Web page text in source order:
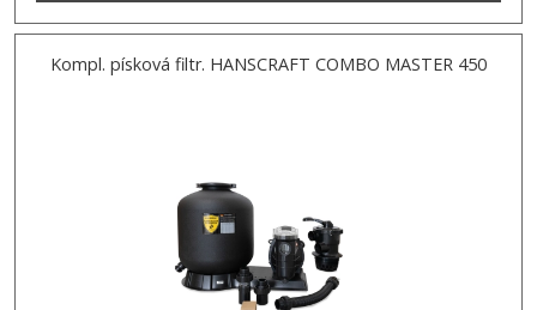
Kompl. písková filtr. HANSCRAFT COMBO MASTER 450